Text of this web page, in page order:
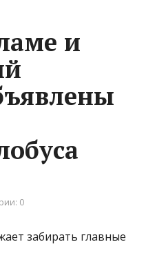
и
0
забирать главные